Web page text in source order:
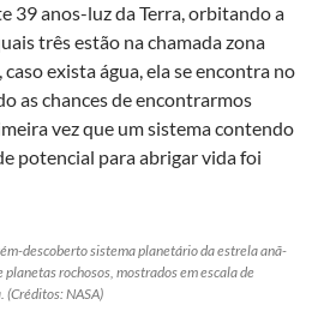
39 anos-luz da Terra, orbitando a
três estão na chamada zona
exista água, ela se encontra no
as chances de encontrarmos
vez que um sistema contendo
potencial para abrigar vida foi
descoberto sistema planetário da estrela anã-
rochosos, mostrados em escala de
(Créditos: NASA)